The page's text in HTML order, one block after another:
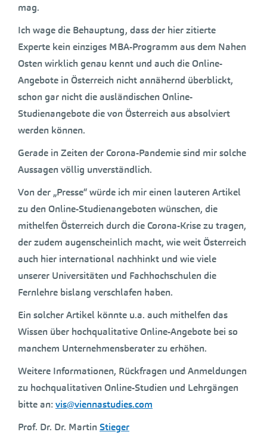
mag.
Ich wage die Behauptung, dass der hier zitierte
Experte kein einziges MBA-Programm aus dem Nahen
Osten wirklich genau kennt und auch die Online-
Angebote in Österreich nicht annähernd überblickt,
schon gar nicht die ausländischen Online-
Studienangebote die von Österreich aus absolviert
werden können.
Gerade in Zeiten der Corona-Pandemie sind mir solche
Aussagen völlig unverständlich.
Von der „Presse“ würde ich mir einen lauteren Artikel
zu den Online-Studienangeboten wünschen, die
mithelfen Österreich durch die Corona-Krise zu tragen,
der zudem augenscheinlich macht, wie weit Österreich
auch hier international nachhinkt und wie viele
unserer Universitäten und Fachhochschulen die
Fernlehre bislang verschlafen haben.
Ein solcher Artikel könnte u.a. auch mithelfen das
Wissen über hochqualitative Online-Angebote bei so
manchem Unternehmensberater zu erhöhen.
Weitere Informationen, Rückfragen und Anmeldungen
zu hochqualitativen Online-Studien und Lehrgängen
bitte an:vis@viennastudies.com
Prof. Dr. Dr. Martin Stieger